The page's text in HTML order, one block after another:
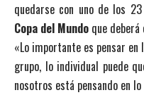
quedarse con uno de los
Copa del Mundo que
«Lo importante es pensar en
grupo, lo individual puede
nosotros está pensando en